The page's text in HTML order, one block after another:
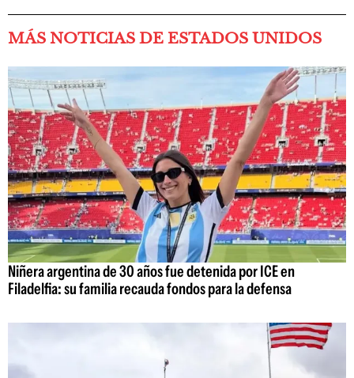
MÁS NOTICIAS DE ESTADOS UNIDOS
Niñera argentina de 30 años fue detenida por ICE en
Filadelfia: su familia recauda fondos para la defensa